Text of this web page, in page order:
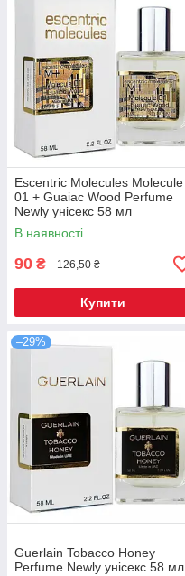
Escentric Molecules Molecule
01 + Guaiac Wood Perfume
Newly унісекс 58 мл
В наявності
90 ₴ 126,50 ₴
Купити
–29%
Guerlain Tobacco Honey
Perfume Newly унісекс 58 мл